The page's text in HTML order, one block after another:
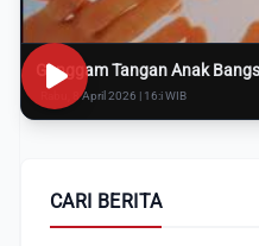
Genggam Tangan Anak
Rabu, 8 April 2026 | 16:i WIB
CARI BERITA